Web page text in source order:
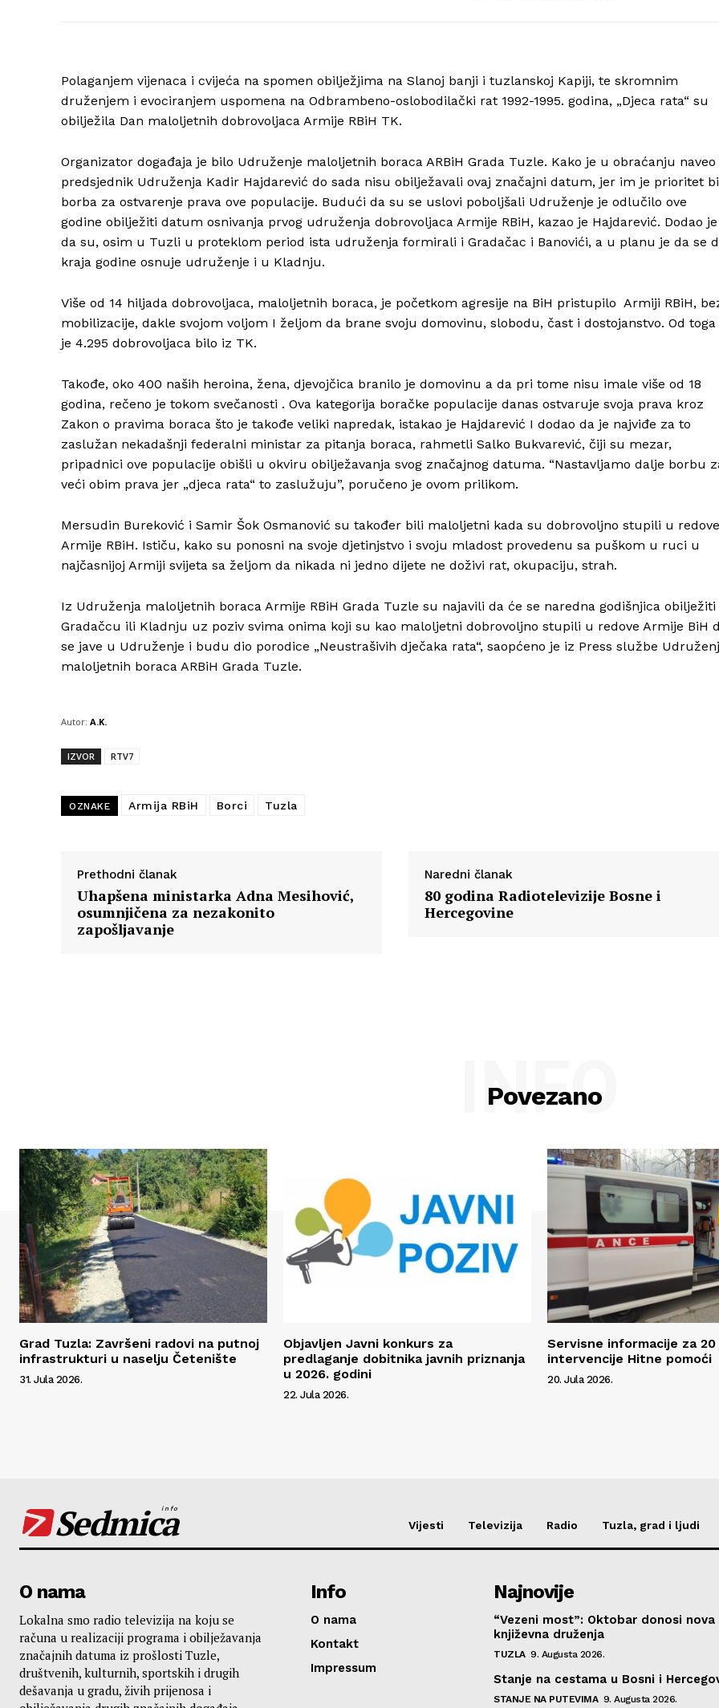
Kontakt
Polaganjem vijenaca i cvijeća na spomen obilježjima na Slanoj banji i tuzlanskoj Kapiji, te skromnim
druženjem i evociranjem uspomena na Odbrambeno-oslobodilački rat 1992-1995. godina, „Djeca rata“ su
obilježila Dan maloljetnih dobrovoljaca Armije RBiH TK.
Organizator događaja je bilo Udruženje maloljetnih boraca ARBiH Grada Tuzle. Kako je u obraćanju naveo
predsjednik Udruženja Kadir Hajdarević do sada nisu obilježavali ovaj značajni datum, jer im je prioritet
borba za ostvarenje prava ove populacije. Budući da su se uslovi poboljšali Udruženje je odlučilo ove
godine obilježiti datum osnivanja prvog udruženja dobrovoljaca Armije RBiH, kazao je Hajdarević. Dodao je
da su, osim u Tuzli u proteklom period ista udruženja formirali i Gradačac i Banovići, a u planu je da se
kraja godine osnuje udruženje i u Kladnju.
Više od 14 hiljada dobrovoljaca, maloljetnih boraca, je početkom agresije na BiH pristupilo Armiji RBiH,
mobilizacije, dakle svojom voljom I željom da brane svoju domovinu, slobodu, čast i dostojanstvo. Od toga
je 4.295 dobrovoljaca bilo iz TK.
Takođe, oko 400 naših heroina, žena, djevojčica branilo je domovinu a da pri tome nisu imale više od 18
godina, rečeno je tokom svečanosti . Ova kategorija boračke populacije danas ostvaruje svoja prava kroz
Zakon o pravima boraca što je takođe veliki napredak, istakao je Hajdarević I dodao da je najviđe za to
zaslužan nekadašnji federalni ministar za pitanja boraca, rahmetli Salko Bukvarević, čiji su mezar,
pripadnici ove populacije obišli u okviru obilježavanja svog značajnog datuma. “Nastavljamo dalje borbu
veći obim prava jer „djeca rata“ to zaslužuju”, poručeno je ovom prilikom.
Mersudin Bureković i Samir Šok Osmanović su također bili maloljetni kada su dobrovoljno stupili u redove
Armije RBiH. Ističu, kako su ponosni na svoje djetinjstvo i svoju mladost provedenu sa puškom u ruci u
najčasnijoj Armiji svijeta sa željom da nikada ni jedno dijete ne doživi rat, okupaciju, strah.
Iz Udruženja maloljetnih boraca Armije RBiH Grada Tuzle su najavili da će se naredna godišnjica
Gradačcu ili Kladnju uz poziv svima onima koji su kao maloljetni dobrovoljno stupili u redove Armije BiH
se jave u Udruženje i budu dio porodice „Neustrašivih dječaka rata“, saopćeno je iz Press službe
maloljetnih boraca ARBiH Grada Tuzle.
Autor: A.K.
IZVOR RTV7
OZNAKE Armija RBiH Borci Tuzla
Prethodni članak
Uhapšena ministarka Adna Mesihović,
osumnjičena za nezakonito
zapošljavanje
Naredni članak
80 godina Radiotelevizije Bosne i
Hercegovine
Povezano
INFO
Grad Tuzla: Završeni radovi na putnoj
infrastrukturi u naselju Četenište
31. Jula 2026.
Objavljen Javni konkurs za
predlaganje dobitnika javnih priznanja
u 2026. godini
22. Jula 2026.
Servisne informacije za 20
intervencije Hitne pomoći
20. Jula 2026.
Sedmica
info
Vijesti Televizija Radio Tuzla, grad i ljudi
O nama
Lokalna smo radio televizija na koju se
računa u realizaciji programa i obilježavanja
značajnih datuma iz prošlosti Tuzle,
društvenih, kulturnih, sportskih i drugih
dešavanja u gradu, živih prijenosa i
Info
O nama
Kontakt
Impressum
Najnovije
“Vezeni most”: Oktobar donosi nova
književna druženja
TUZLA 9. Augusta 2026.
Stanje na cestama u Bosni i
STANJE NA PUTEVIMA 9. Augusta 2026.